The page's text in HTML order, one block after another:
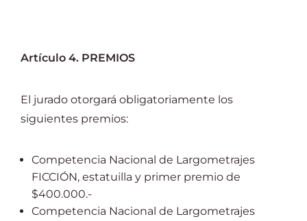
Artículo 4. PREMIOS
El jurado otorgará obligatoriamente los
siguientes premios:
Competencia Nacional de Largometrajes
FICCIÓN, estatuilla y primer premio de
$400.000.-
Competencia Nacional de Largometrajes